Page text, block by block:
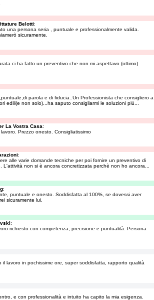
Belotti:
una persona seria , puntuale e professionalmente valida.
sicuramente.
ci ha fatto un preventivo che non mi aspettavo (ottimo)
parola e di fiducia..Un Professionista che consigliero a
edili(e non solo)...ha saputo consigliarmi le soluzioni più...
La Vostra Casa:
Prezzo onesto. Consigliatissimo
:
alle varie domande tecniche per poi fornire un preventivo di
L'attività non si è ancora concretizzata perchè non ho ancora...
:
puntuale e onesto. Soddisfatta al 100%, se dovessi aver
sicuramente lui.
:
richiesto con competenza, precisione e puntualità. Persona
lavoro in pochissime ore, super soddisfatta, rapporto qualità
e con professionalità e intuito ha capito la mia esigenza.